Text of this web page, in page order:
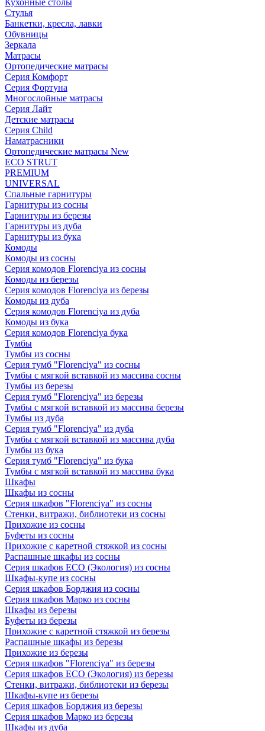
Кухонные столы
Стулья
Банкетки, кресла, лавки
Обувницы
Зеркала
Матрасы
Ортопедические матрасы
Серия Комфорт
Серия Фортуна
Многослойные матрасы
Серия Лайт
Детские матрасы
Серия Child
Наматрасники
Ортопедические матрасы New
ECO STRUT
PREMIUM
UNIVERSAL
Спальные гарнитуры
Гарнитуры из сосны
Гарнитуры из березы
Гарнитуры из дуба
Гарнитуры из бука
Комоды
Комоды из сосны
Серия комодов Florenciya из сосны
Комоды из березы
Серия комодов Florenciya из березы
Комоды из дуба
Серия комодов Florenciya из дуба
Комоды из бука
Серия комодов Florenciya бука
Тумбы
Тумбы из сосны
Серия тумб "Florenciya" из сосны
Тумбы с мягкой вставкой из массива сосны
Тумбы из березы
Серия тумб "Florenciya" из березы
Тумбы с мягкой вставкой из массива березы
Тумбы из дуба
Серия тумб "Florenciya" из дуба
Тумбы с мягкой вставкой из массива дуба
Тумбы из бука
Серия тумб "Florenciya" из бука
Тумбы с мягкой вставкой из массива бука
Шкафы
Шкафы из сосны
Серия шкафов "Florenciya" из сосны
Стенки, витражи, библиотеки из сосны
Прихожие из сосны
Буфеты из сосны
Прихожие с каретной стяжкой из сосны
Распашные шкафы из сосны
Серия шкафов ECO (Экология) из сосны
Шкафы-купе из сосны
Серия шкафов Борджия из сосны
Серия шкафов Марко из сосны
Шкафы из березы
Буфеты из березы
Прихожие с каретной стяжкой из березы
Распашные шкафы из березы
Прихожие из березы
Серия шкафов "Florenciya" из березы
Серия шкафов ECO (Экология) из березы
Стенки, витражи, библиотеки из березы
Шкафы-купе из березы
Серия шкафов Борджия из березы
Серия шкафов Марко из березы
Шкафы из дуба